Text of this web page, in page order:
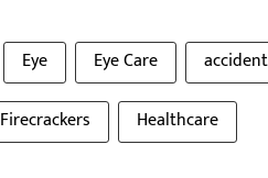
Eye Eye Care
Firecrackers Healthcare